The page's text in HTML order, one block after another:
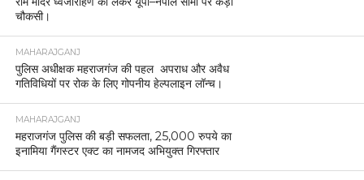
चौकसी।
MAHARAJGANJ
पुलिस अधीक्षक महराजगंज की पहल अपराध और अवैध
गतिविधियों पर रोक के लिए गोपनीय हेल्पलाइन लॉन्च।
MAHARAJGANJ
महराजगंज पुलिस की बड़ी सफलता, 25,000 रुपये का
इनामिया गैंगस्टर एक्ट का नामजद अभियुक्त गिरफ्तार